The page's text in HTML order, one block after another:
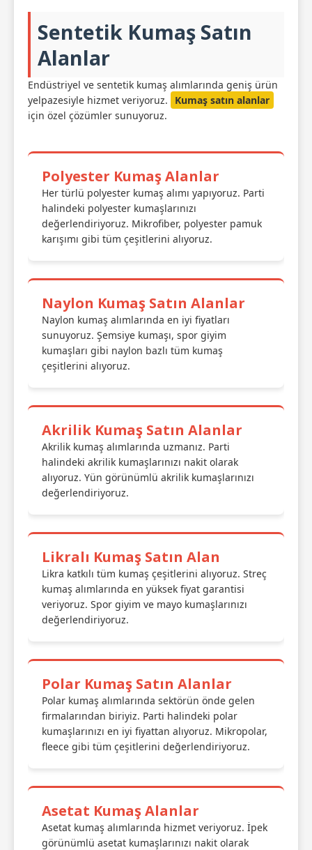
Sentetik Kumaş Satın
Alanlar
Endüstriyel ve sentetik kumaş alımlarında geniş ürün
yelpazesiyle hizmet veriyoruz.
Kumaş satın alanlar
için özel çözümler sunuyoruz.
Polyester Kumaş Alanlar
Her türlü polyester kumaş alımı yapıyoruz. Parti
halindeki polyester kumaşlarınızı
değerlendiriyoruz. Mikrofiber, polyester pamuk
karışımı gibi tüm çeşitlerini alıyoruz.
Naylon Kumaş Satın Alanlar
Naylon kumaş alımlarında en iyi fiyatları
sunuyoruz. Şemsiye kumaşı, spor giyim
kumaşları gibi naylon bazlı tüm kumaş
çeşitlerini alıyoruz.
Akrilik Kumaş Satın Alanlar
Akrilik kumaş alımlarında uzmanız. Parti
halindeki akrilik kumaşlarınızı nakit olarak
alıyoruz. Yün görünümlü akrilik kumaşlarınızı
değerlendiriyoruz.
Likralı Kumaş Satın Alan
Likra katkılı tüm kumaş çeşitlerini alıyoruz. Streç
kumaş alımlarında en yüksek fiyat garantisi
veriyoruz. Spor giyim ve mayo kumaşlarınızı
değerlendiriyoruz.
Polar Kumaş Satın Alanlar
Polar kumaş alımlarında sektörün önde gelen
firmalarından biriyiz. Parti halindeki polar
kumaşlarınızı en iyi fiyattan alıyoruz. Mikropolar,
fleece gibi tüm çeşitlerini değerlendiriyoruz.
Asetat Kumaş Alanlar
Asetat kumaş alımlarında hizmet veriyoruz. İpek
görünümlü asetat kumaşlarınızı nakit olarak